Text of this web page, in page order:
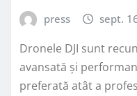
press sept.
Dronele DJI sunt
avansată și
preferată atât a